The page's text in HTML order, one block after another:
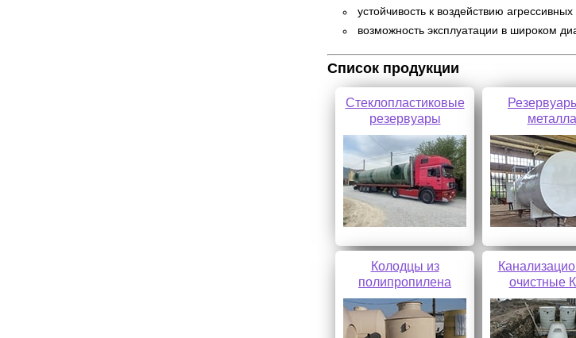
устойчивость к воздействию
возможность эксплуатации в широком
Список продукции
Стеклопластиковые
резервуары
металла
Колодцы из
полипропилена
очистные